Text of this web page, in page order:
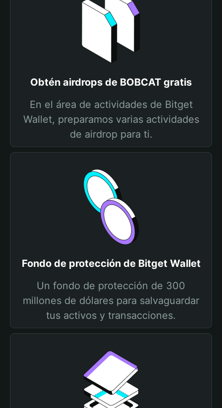
Obtén airdrops de BOBCAT gratis
En el área de actividades de Bitget
Wallet, preparamos varias actividades
de airdrop para ti.
Fondo de protección de Bitget Wallet
Un fondo de protección de 300
millones de dólares para salvaguardar
tus activos y transacciones.